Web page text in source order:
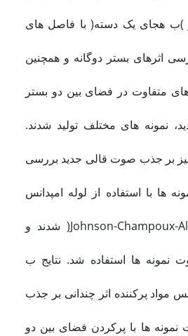
)ب هجای یک دسته( با فاصل های
اثرهای بستر دوگانه و همچنین
متفاوت در فضای بین دو بستر
نمونه های مختلف تولید شدند.
بر جذب صوت قالی جدید بررسی
با استفاده از لوله امپدانس
نیز برای )Johnson-Champoux-Allard, JCA( شدند و
ها استفاده شد. نتایج ب
مواد پرکننده اثر چندانی بر جذب
نمونه ها با پرکردن فضای بین دو